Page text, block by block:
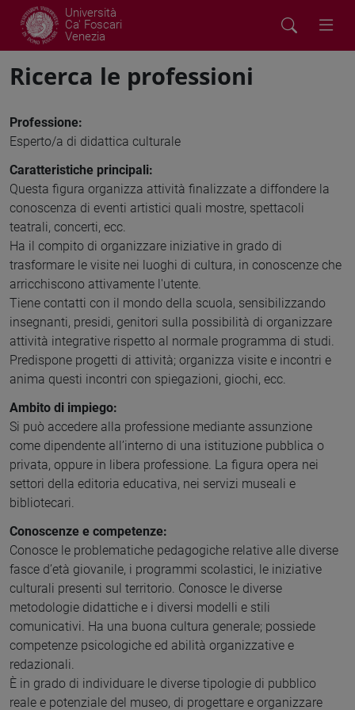
Università
Ca' Foscari
Venezia
Ricerca le professioni
Professione:
Esperto/a di didattica culturale
Caratteristiche principali:
Questa figura organizza attività finalizzate a diffondere la
conoscenza di eventi artistici quali mostre, spettacoli
teatrali, concerti, ecc.
Ha il compito di organizzare iniziative in grado di
trasformare le visite nei luoghi di cultura, in conoscenze che
arricchiscono attivamente l'utente.
Tiene contatti con il mondo della scuola, sensibilizzando
insegnanti, presidi, genitori sulla possibilità di organizzare
attività integrative rispetto al normale programma di studi.
Predispone progetti di attività; organizza visite e incontri e
anima questi incontri con spiegazioni, giochi, ecc.
Ambito di impiego:
Si può accedere alla professione mediante assunzione
come dipendente all’interno di una istituzione pubblica o
privata, oppure in libera professione. La figura opera nei
settori della editoria educativa, nei servizi museali e
bibliotecari.
Conoscenze e competenze:
Conosce le problematiche pedagogiche relative alle diverse
fasce d’età giovanile, i programmi scolastici, le iniziative
culturali presenti sul territorio. Conosce le diverse
metodologie didattiche e i diversi modelli e stili
comunicativi. Ha una buona cultura generale; possiede
competenze psicologiche ed abilità organizzative e
redazionali.
È in grado di individuare le diverse tipologie di pubblico
reale e potenziale del museo, di progettare e organizzare